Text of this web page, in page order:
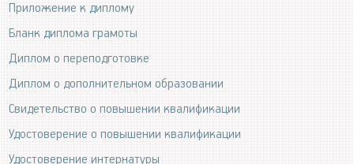
Приложение к диплому
Бланк диплома грамоты
Диплом о переподготовке
Диплом о дополнительном образовании
Свидетельство о повышении квалификации
Удостоверение о повышении квалификации
Удостоверение интернатуры